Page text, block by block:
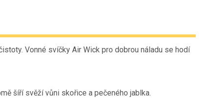
Vonné svíčky Air Wick pro dobrou náladu se hodí
šíří svěží vůni skořice a pečeného jablka.